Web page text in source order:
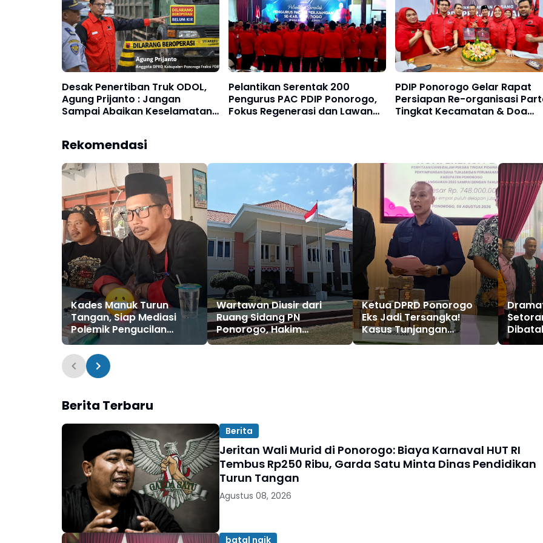
Desak Penertiban Truk ODOL,
Agung Prijanto : Jangan
Sampai Abaikan Keselamatan
Pelantikan Serentak 200
Pengurus PAC PDIP Ponorogo,
Fokus Regenerasi dan Lawan
PDIP Ponorogo Gelar Rapat
Persiapan Re-organisasi
Tingkat Kecamatan & Doa
Rekomendasi
Kades Manuk Turun
Tangan, Siap Mediasi
Polemik Pengucilan
Warga yang Berujung
Laporan Polisi
Wartawan Diusir dari
Ruang Sidang PN
Ponorogo, Hakim
Ngamuk Gegara Cara
Ketua DPRD Ponorogo
Eks Jadi Tersangka!
Kasus Tunjangan
Perumahan Makin
Berita Terbaru
Berita
Jeritan Wali Murid di Ponorogo: Biaya Karnaval HUT RI
Tembus Rp250 Ribu, Garda Satu Minta Dinas Pendidikan
Turun Tangan
Agustus 08, 2026
batal naik